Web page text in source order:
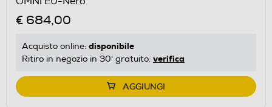
€ 684,00
Acquisto online: disponibile
Ritiro in negozio in 30' gratuito: verifica
AGGIUNGI